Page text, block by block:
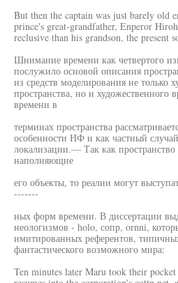
But then the captain was just barely old
prince's great-grandfather, Enperor
reclusive than his grandson, the present
Шнимание времени как четвертого
послужило основой описания
из средств моделирования не только
пространства, но и художественного
времени в
терминах пространства
особенности НФ и как частный
локализации.— Так как пространство
наполняющие
его объекты, то реалии могут
-------
ных форм времени. В диссертации
неологизмов - holo, сопр, ornni,
имитированных референтов,
фантастического возможного мира:
Ten minutes later Maru took their